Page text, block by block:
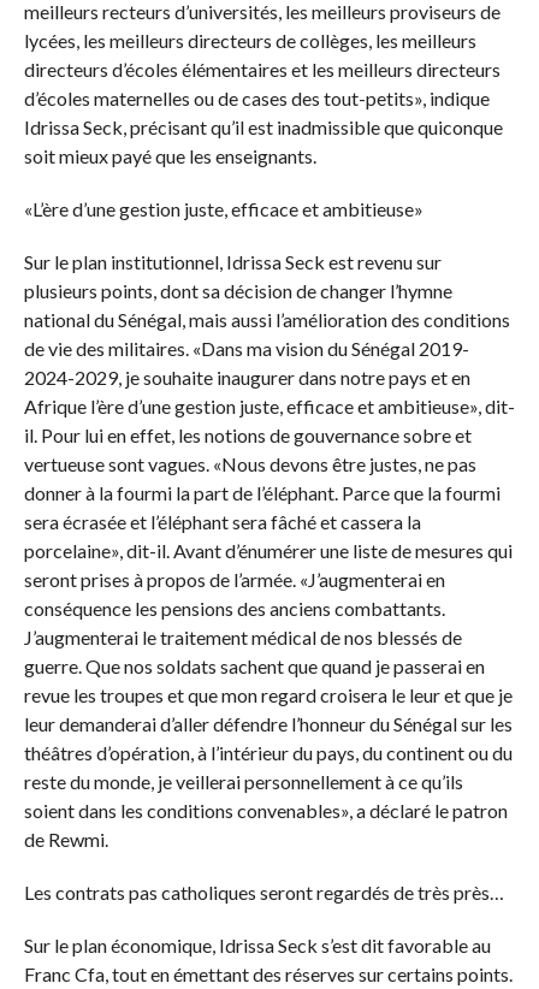
meilleurs recteurs d’universités, les meilleurs proviseurs de
lycées, les meilleurs directeurs de collèges, les meilleurs
directeurs d’écoles élémentaires et les meilleurs directeurs
d’écoles maternelles ou de cases des tout-petits», indique
Idrissa Seck, précisant qu’il est inadmissible que quiconque
soit mieux payé que les enseignants.
«L’ère d’une gestion juste, efficace et ambitieuse»
Sur le plan institutionnel, Idrissa Seck est revenu sur
plusieurs points, dont sa décision de changer l’hymne
national du Sénégal, mais aussi l’amélioration des conditions
de vie des militaires. «Dans ma vision du Sénégal 2019-
2024-2029, je souhaite inaugurer dans notre pays et en
Afrique l’ère d’une gestion juste, efficace et ambitieuse», dit-
il. Pour lui en effet, les notions de gouvernance sobre et
vertueuse sont vagues. «Nous devons être justes, ne pas
donner à la fourmi la part de l’éléphant. Parce que la fourmi
sera écrasée et l’éléphant sera fâché et cassera la
porcelaine», dit-il. Avant d’énumérer une liste de mesures qui
seront prises à propos de l’armée. «J’augmenterai en
conséquence les pensions des anciens combattants.
J’augmenterai le traitement médical de nos blessés de
guerre. Que nos soldats sachent que quand je passerai en
revue les troupes et que mon regard croisera le leur et que je
leur demanderai d’aller défendre l’honneur du Sénégal sur les
théâtres d’opération, à l’intérieur du pays, du continent ou du
reste du monde, je veillerai personnellement à ce qu’ils
soient dans les conditions convenables», a déclaré le patron
de Rewmi.
Les contrats pas catholiques seront regardés de très près…
Sur le plan économique, Idrissa Seck s’est dit favorable au
Franc Cfa, tout en émettant des réserves sur certains points.